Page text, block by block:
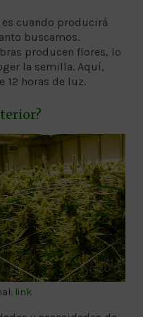
cuando producirá
buscamos.
producen flores, lo
la semilla. Aquí,
12 horas de luz.
link